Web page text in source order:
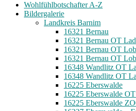
Wohlfühlbotschafter A-Z
Bildergalerie
Landkreis Barnim
16321 Bernau
16321 Bernau OT
16321 Bernau OT
16321 Bernau OT
16348 Wandlitz OT
16348 Wandlitz OT
16225 Eberswalde
16225 Eberswalde
16225 Eberswalde